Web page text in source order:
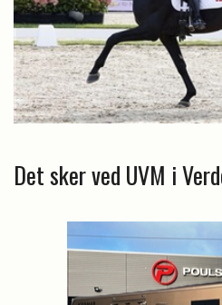
Det sker ved UVM i